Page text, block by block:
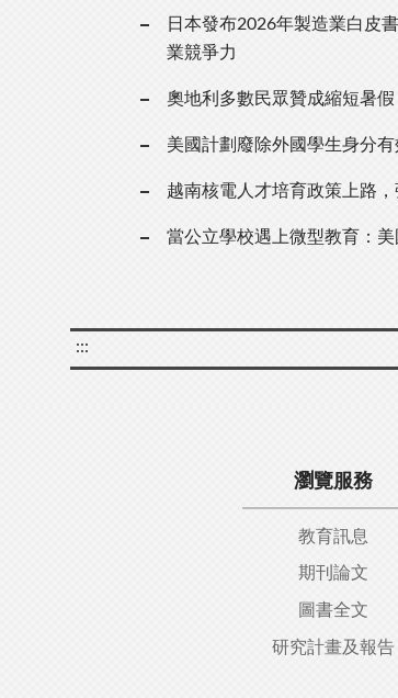
日本發布2026年製造業白皮
業競爭力
奧地利多數民眾贊成縮短暑假
美國計劃廢除外國學生身分
越南核電人才培育政策上路
當公立學校遇上微型教育：
:::
瀏覽服務
教育訊息
期刊論文
圖書全文
研究計畫及報告